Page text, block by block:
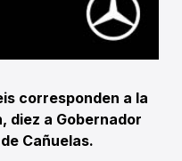
corresponden a la
diez a Gobernador
Cañuelas.